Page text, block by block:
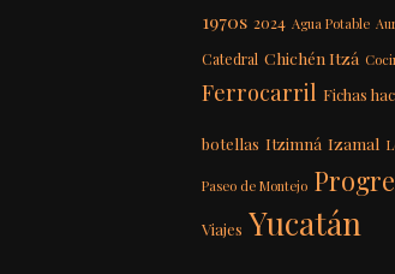
1970s 2024 Agua Potable
Catedral Chichén Itzá
Ferrocarril Fichas
botellas Itzimná Izamal
Paseo de Montejo
Viajes Yucatán